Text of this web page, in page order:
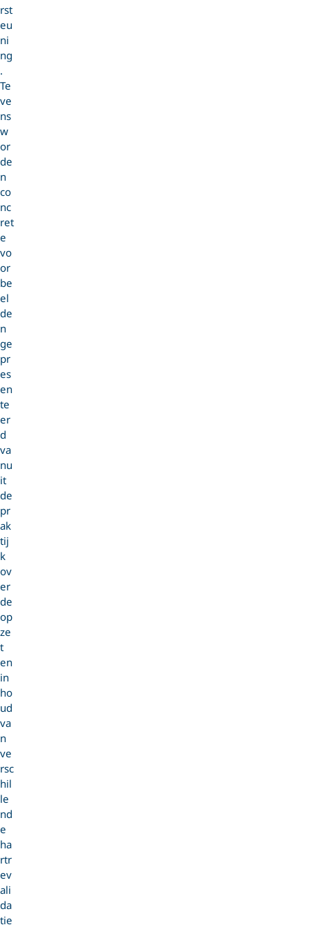
rst
eu
ni
ng
.
Te
ve
ns
w
or
de
n
co
nc
ret
e
vo
or
be
el
de
n
ge
pr
es
en
te
er
d
va
nu
it
de
pr
ak
tij
k
ov
er
de
op
ze
t
en
in
ho
ud
va
n
ve
rsc
hil
le
nd
e
ha
rtr
ev
ali
da
tie